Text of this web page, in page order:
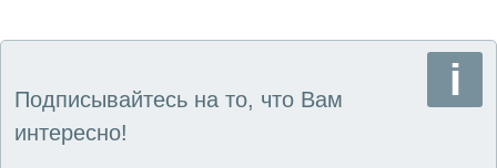
Подписывайтесь на то, что Вам
интересно!